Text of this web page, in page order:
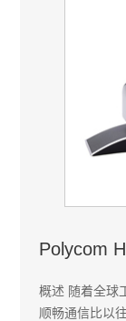
Polycom
概述 随着全球
顺畅通信比以